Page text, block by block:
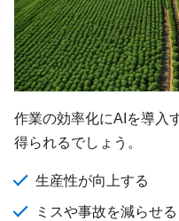
作業の効率化にAIを導入
得られるでしょう。
生産性が向上する
ミスや事故を減らせる